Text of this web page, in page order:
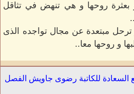
روحها و هي تنهض في تثاقل
ترحل مبتعدة عن مجال تواجده الذى
و روحها معا..
السعادة للكاتبة رضوى جاويش الفصل